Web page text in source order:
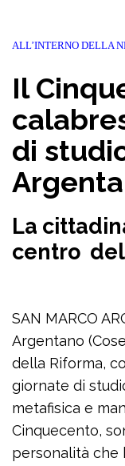
ALL’INTERNO DELLA
Il
di
La
centro
SAN MARCO
Argentano
della Riforma,
giornate di
metafisica e
Cinquecento,
personalità che